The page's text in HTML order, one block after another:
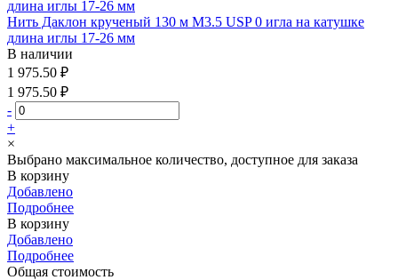
Нить Даклон крученый 130 м М3.5 USP 0 игла на катушке
длина иглы 17-26 мм
В наличии
1 975.50 ₽
1 975.50 ₽
-
+
×
Выбрано максимальное количество, доступное для заказа
В корзину
Добавлено
Подробнее
В корзину
Добавлено
Подробнее
Общая стоимость